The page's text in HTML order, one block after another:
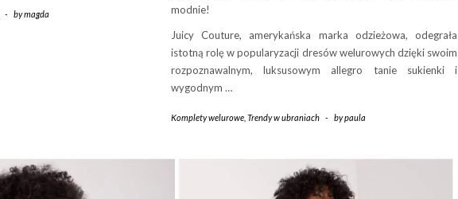
- bymagda
modnie!
Juicy Couture, amerykańska marka odzieżowa, odegrała
istotną rolę w popularyzacji dresów welurowych dzięki swoim
rozpoznawalnym, luksusowym allegro tanie sukienki i
wygodnym …
Komplety welurowe Trendy w ubraniach - bypaula